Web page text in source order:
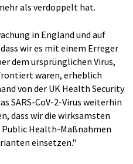
als verdoppelt hat.
in England und auf
wir es mit einem Erreger
dem ursprünglichen Virus,
waren, erheblich
von der UK Health Security
SARS-CoV-2-Virus weiterhin
dass wir die wirksamsten
Health-Maßnahmen
einsetzen."